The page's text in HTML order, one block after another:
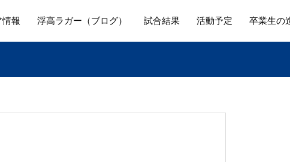
情報 浮高ラガー（ブログ） 試合結果 活動予定 卒業生の